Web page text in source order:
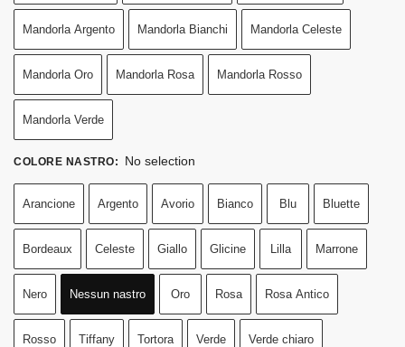
Mandorla Argento Mandorla Bianchi Mandorla Celeste
Mandorla Oro Mandorla Rosa Mandorla Rosso
Mandorla Verde
COLORE NASTRO: No selection
Arancione Argento Avorio Bianco Blu Bluette
Bordeaux Celeste Giallo Glicine Lilla Marrone
Nero Nessun nastro Oro Rosa Rosa Antico
Rosso Tiffany Tortora Verde Verde chiaro